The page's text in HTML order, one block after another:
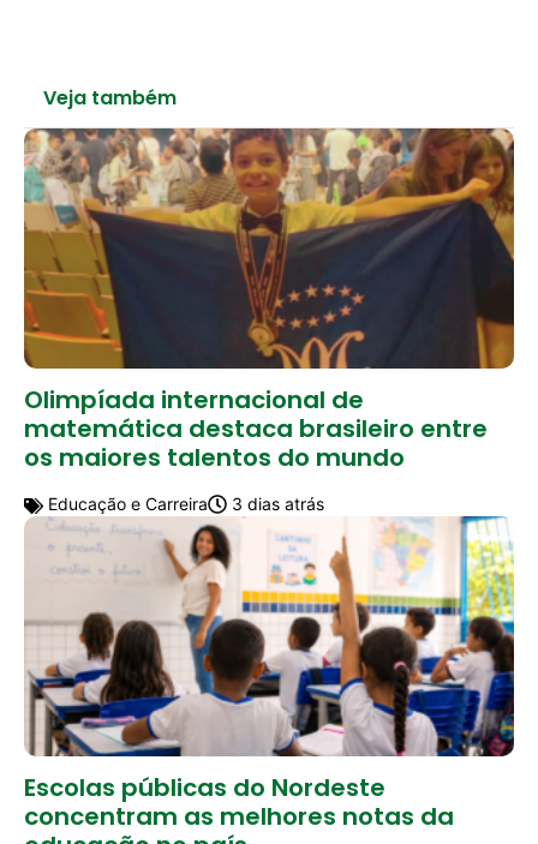
Veja também
Olimpíada internacional de
matemática destaca brasileiro entre
os maiores talentos do mundo
Educação e Carreira 3 dias atrás
Escolas públicas do Nordeste
concentram as melhores notas da